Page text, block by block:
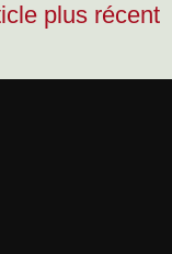
plus récent